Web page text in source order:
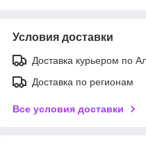
Условия доставки
Доставка курьером по
Доставка по регионам
Все условия доставки